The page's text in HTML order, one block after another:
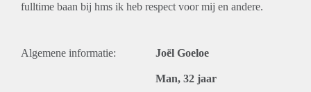
fulltime baan bij hms ik heb respect voor mij en andere.
Algemene informatie: Joël Goeloe
Man, 32 jaar